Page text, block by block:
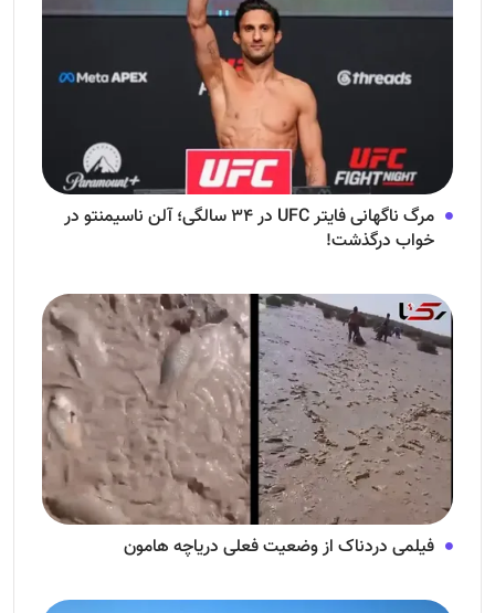
مرگ ناگهانی فایتر UFC در ۳۴ سالگی؛ آلن ناسیمنتو در
خواب درگذشت!
فیلمی دردناک از وضعیت فعلی دریاچه هامون